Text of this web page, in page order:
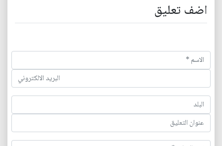
اضف تعليق